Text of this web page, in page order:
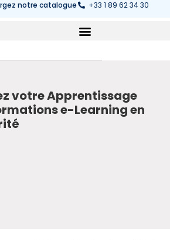
notre catalogue +33 1 89 62 34 30
votre Apprentissage
e-Learning en